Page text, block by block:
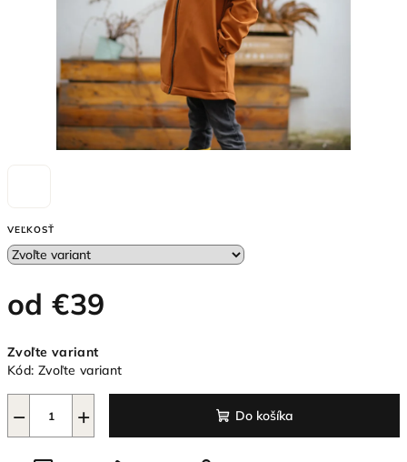
VEĽKOSŤ
od€39
cena:
Zvoľte variant
Kód: Zvoľte variant
+
− Do košíka